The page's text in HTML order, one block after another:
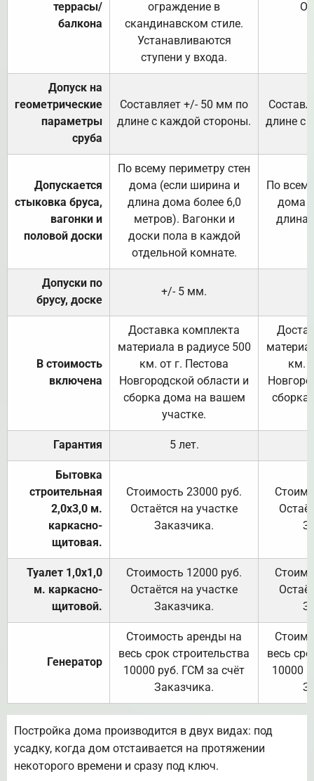
террасы/
балкона
ограждение в
скандинавском стиле.
Устанавливаются
ступени у входа.
Допуск на
геометрические
параметры
сруба
Составляет +/- 50 мм по
длине с каждой стороны.
длине с
Допускается
стыковка бруса,
вагонки и
половой доски
По всему периметру стен
дома (если ширина и
длина дома более 6,0
метров). Вагонки и
доски пола в каждой
отдельной комнате.
По
дома
длина
Допуски по
брусу, доске
+/- 5 мм.
В стоимость
включена
Доставка комплекта
материала в радиусе 500
км. от г. Пестова
Новгородской области и
сборка дома на вашем
участке.
км.
Гарантия 5 лет.
Бытовка
строительная
2,0х3,0 м.
каркасно-
щитовая.
Стоимость 23000 руб.
Остаётся на участке
Заказчика.
Туалет 1,0х1,0
м. каркасно-
щитовой.
Стоимость 12000 руб.
Остаётся на участке
Заказчика.
Генератор
Стоимость аренды на
весь срок строительства
10000 руб. ГСМ за счёт
Заказчика.
весь
10000
Постройка дома производится в двух видах: под
усадку, когда дом отстаивается на протяжении
некоторого времени и сразу под ключ.